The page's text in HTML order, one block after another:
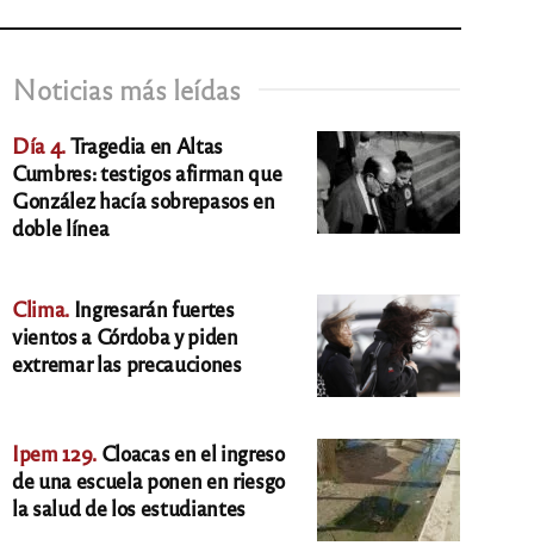
Noticias más leídas
Día 4.Tragedia en Altas
Cumbres: testigos afirman que
González hacía sobrepasos en
doble línea
Clima. Ingresarán fuertes
vientos a Córdoba y piden
extremar las precauciones
Ipem 129. Cloacas en el ingreso
de una escuela ponen en riesgo
la salud de los estudiantes